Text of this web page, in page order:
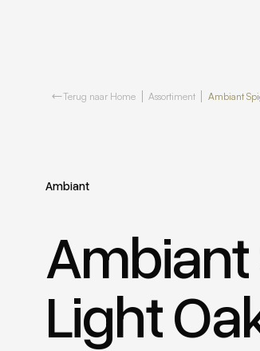
Terug naar Home Assortiment Ambiant
Ambiant
Light